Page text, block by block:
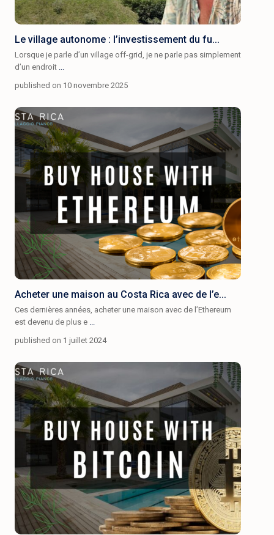
Le village autonome : l’investissement du fu...
Lorsque je parle d’un village off-grid, je ne parle pas simplement
d’un endroit
published on 10 novembre 2025
Acheter une maison au Costa Rica avec de l’e...
Ces dernières années, acheter une maison avec de l’Ethereum
est devenu de plus e
published on 1 juillet 2024